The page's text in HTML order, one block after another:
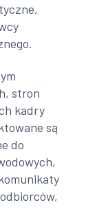
stron
kadry
są
do